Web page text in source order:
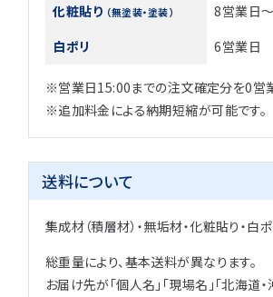
化粧貼り （無塗装・塗装）
8営業日
白ポリ
6営業日
※営業日15:00までの注文確定分を0営業
※追加料金による納期短縮が可能です。
送料について
集成材（積層材）・無垢材・化粧貼り・白
総重量により、基本送料が異なります。
お届け先が「個人名」「現場名」「北海道